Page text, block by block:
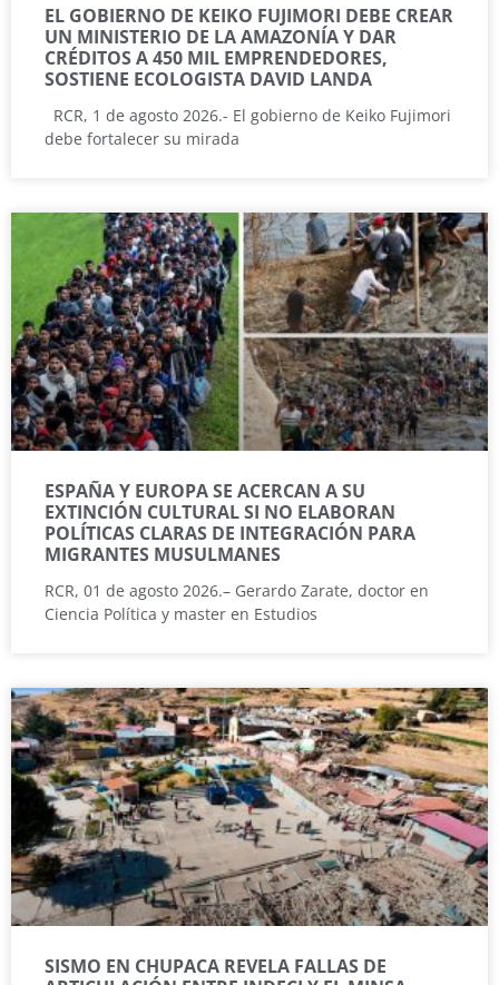
EL GOBIERNO DE KEIKO FUJIMORI DEBE CREAR
UN MINISTERIO DE LA AMAZONÍA Y DAR
CRÉDITOS A 450 MIL EMPRENDEDORES,
SOSTIENE ECOLOGISTA DAVID LANDA
RCR, 1 de agosto 2026.- El gobierno de Keiko Fujimori
debe fortalecer su mirada
ESPAÑA Y EUROPA SE ACERCAN A SU
EXTINCIÓN CULTURAL SI NO ELABORAN
POLÍTICAS CLARAS DE INTEGRACIÓN PARA
MIGRANTES MUSULMANES
RCR, 01 de agosto 2026.– Gerardo Zarate, doctor en
Ciencia Política y master en Estudios
SISMO EN CHUPACA REVELA FALLAS DE